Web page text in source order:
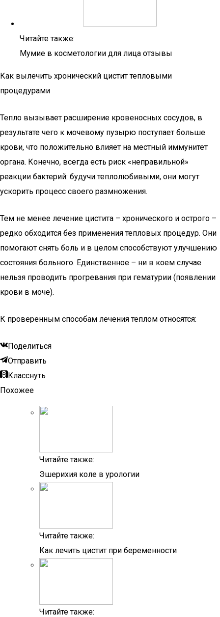
Читайте также:
Мумие в косметологии для лица отзывы
Как вылечить хронический цистит тепловыми
процедурами
Тепло вызывает расширение кровеносных сосудов, в
результате чего к мочевому пузырю поступает больше
крови, что положительно влияет на местный иммунитет
органа. Конечно, всегда есть риск «неправильной»
реакции бактерий: будучи теплолюбивыми, они могут
ускорить процесс своего размножения.
Тем не менее лечение цистита – хронического и острого –
редко обходится без применения тепловых процедур. Они
помогают снять боль и в целом способствуют улучшению
состояния больного. Единственное – ни в коем случае
нельзя проводить прогревания при гематурии (появлении
крови в моче).
К проверенным способам лечения теплом относятся:
Поделиться
Отправить
Класснуть
Похожее
Читайте также:
Эшерихия коле в урологии
Читайте также:
Как лечить цистит при беременности
Читайте также: